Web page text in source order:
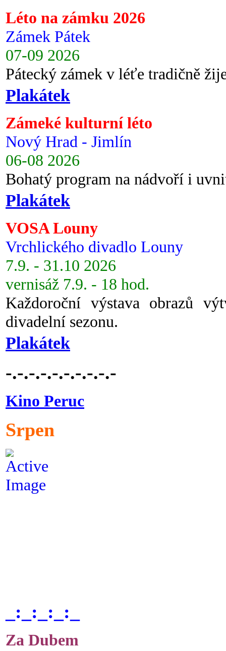
Léto na zámku 2026
Zámek Pátek
07-09 2026
Pátecký zámek v léťe tradičně
Plakátek
Zámeké kulturní léto
Nový Hrad - Jimlín
06-08 2026
Bohatý program na nádvoří i
Plakátek
VOSA Louny
Vrchlického divadlo Louny
7.9. - 31.10 2026
vernisáž 7.9. - 18 hod.
Každoroční výstava obrazů
divadelní sezonu.
Plakátek
-.-.-.-.-.-.-.-.-.-
Kino Peruc
Srpen
_:_:_:_:_
Za Dubem